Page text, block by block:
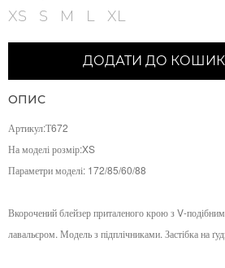
XS S M L XL
ДОДАТИ ДО
ОПИС
Артикул:Т672
На моделі розмір:XS
Параметри моделі: 172/85/60/88
Вкорочений блейзер приталеного крою з V-
лавальєром. Модель з підплічниками. Застібка на